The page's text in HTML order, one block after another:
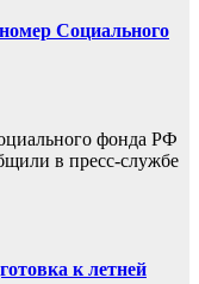
Социального
фонда РФ
в пресс-службе
к летней